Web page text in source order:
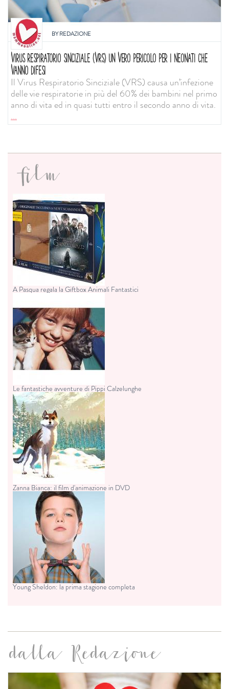
BYREDAZIONE
VIRUS RESPIRATORIO SINCIZIALE (VRS) UN VERO PERICOLO PER I NEONATI CHE
VANNO DIFESI
Il Virus Respiratorio Sinciziale (VRS) causa un’infezione
delle vie respiratorie in più del 60% dei bambini nel primo
anno di vita ed in quasi tutti entro il secondo anno di vita.
...
film
A Pasqua regala la Giftbox Animali Fantastici
Le fantastiche avventure di Pippi Calzelunghe
Zanna Bianca: il film d'animazione in DVD
Young Sheldon: la prima stagione completa
dalla Redazione